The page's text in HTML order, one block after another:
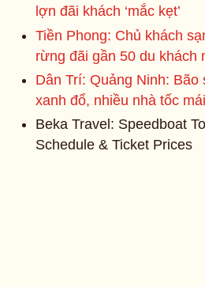
lợn đãi khách ‘mắc kẹt’
Tiền Phong: Chủ khách
rừng đãi gần 50 du khách
Dân Trí: Quảng Ninh:
xanh đổ, nhiều nhà tốc
Beka Travel: Speedboat
Schedule & Ticket Prices